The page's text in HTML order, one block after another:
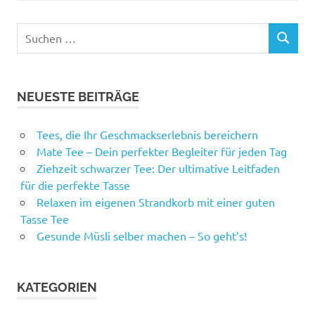
nach:
SUCHEN
NEUESTE BEITRÄGE
Tees, die Ihr Geschmackserlebnis bereichern
Mate Tee – Dein perfekter Begleiter für jeden Tag
Ziehzeit schwarzer Tee: Der ultimative Leitfaden
für die perfekte Tasse
Relaxen im eigenen Strandkorb mit einer guten
Tasse Tee
Gesunde Müsli selber machen – So geht’s!
KATEGORIEN